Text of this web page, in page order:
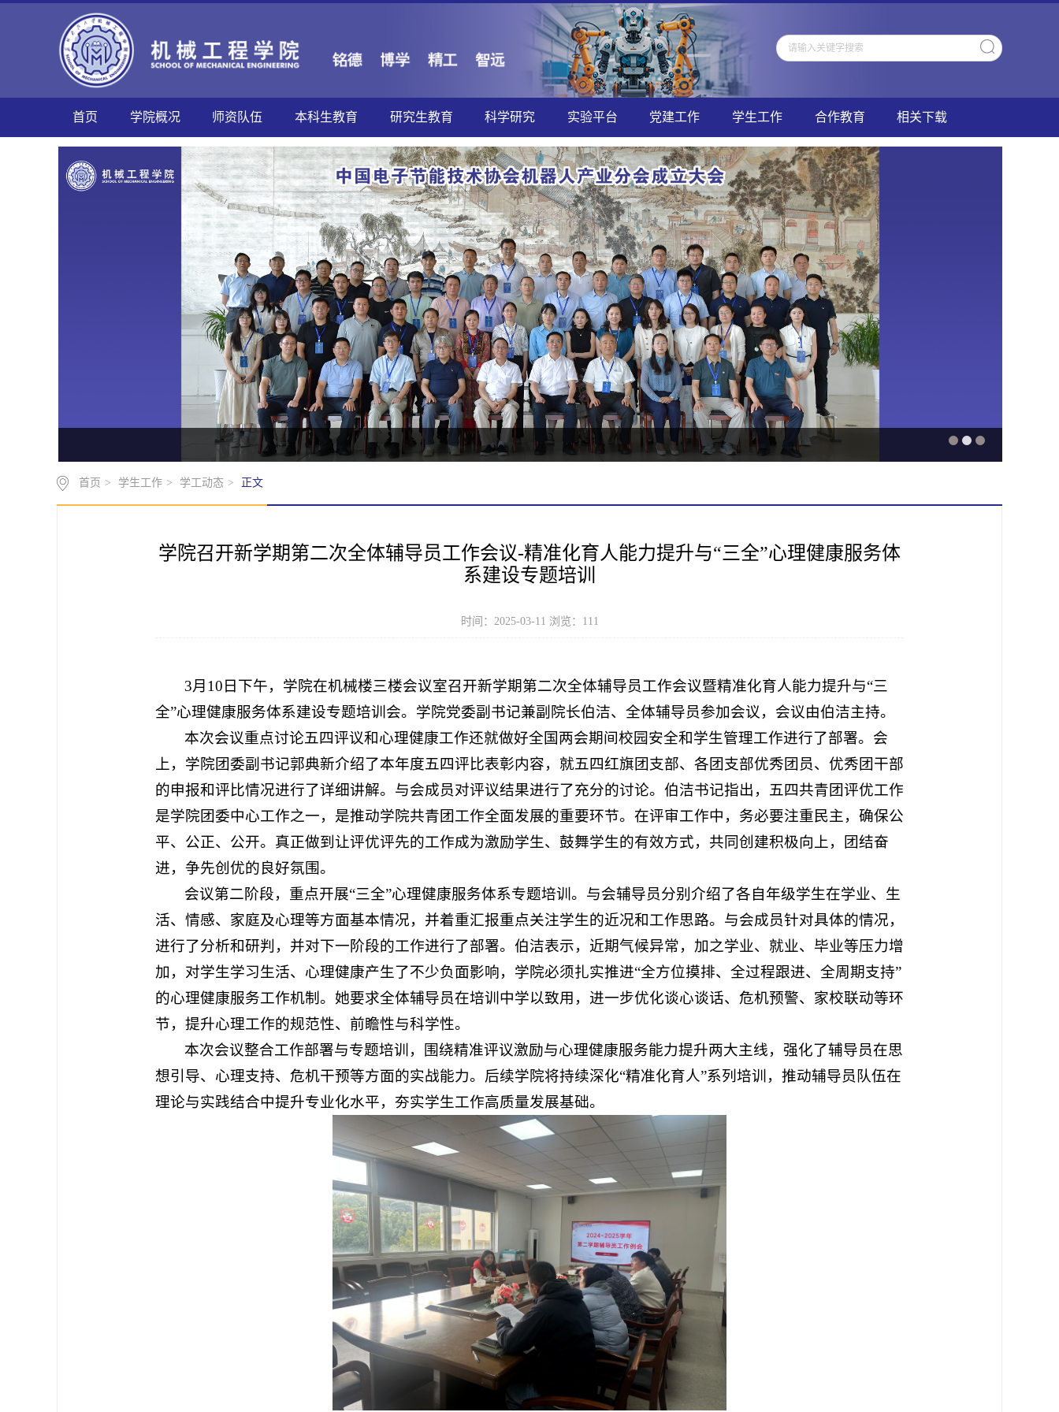
首页 学院概况 师资队伍 本科生教育 研究生教育 科学研究 实验平台 党建工作 学生工作 合作教育 相关下载
首页 > 学生工作 > 学工动态 > 正文
学院召开新学期第二次全体辅导员工作会议-精准化育人能力提升与“三全”心理健康服务体
系建设专题培训
时间：2025-03-11 浏览： 111
3月10日下午，学院在机械楼三楼会议室召开新学期第二次全体辅导员工作会议暨精准化育人能力提升与“三
全”心理健康服务体系建设专题培训会。学院党委副书记兼副院长伯洁、全体辅导员参加会议，会议由伯洁主持。
本次会议重点讨论五四评议和心理健康工作还就做好全国两会期间校园安全和学生管理工作进行了部署。会
上，学院团委副书记郭典新介绍了本年度五四评比表彰内容，就五四红旗团支部、各团支部优秀团员、优秀团干部
的申报和评比情况进行了详细讲解。与会成员对评议结果进行了充分的讨论。伯洁书记指出，五四共青团评优工作
是学院团委中心工作之一，是推动学院共青团工作全面发展的重要环节。在评审工作中，务必要注重民主，确保公
平、公正、公开。真正做到让评优评先的工作成为激励学生、鼓舞学生的有效方式，共同创建积极向上，团结奋
进，争先创优的良好氛围。
会议第二阶段，重点开展“三全”心理健康服务体系专题培训。与会辅导员分别介绍了各自年级学生在学业、生
活、情感、家庭及心理等方面基本情况，并着重汇报重点关注学生的近况和工作思路。与会成员针对具体的情况，
进行了分析和研判，并对下一阶段的工作进行了部署。伯洁表示，近期气候异常，加之学业、就业、毕业等压力增
加，对学生学习生活、心理健康产生了不少负面影响，学院必须扎实推进“全方位摸排、全过程跟进、全周期支持”
的心理健康服务工作机制。她要求全体辅导员在培训中学以致用，进一步优化谈心谈话、危机预警、家校联动等环
节，提升心理工作的规范性、前瞻性与科学性。
本次会议整合工作部署与专题培训，围绕精准评议激励与心理健康服务能力提升两大主线，强化了辅导员在思
想引导、心理支持、危机干预等方面的实战能力。后续学院将持续深化“精准化育人”系列培训 ，推动辅导员队伍在
理论与实践结合中提升专业化水平，夯实学生工作高质量发展基础。